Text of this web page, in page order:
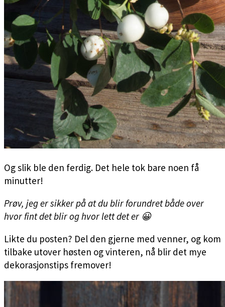
Og slik ble den ferdig. Det hele tok bare noen få
minutter!
Prøv, jeg er sikker på at du blir forundret både over
hvor fint det blir og hvor lett det er 😀
Likte du posten? Del den gjerne med venner, og kom
tilbake utover høsten og vinteren, nå blir det mye
dekorasjonstips fremover!